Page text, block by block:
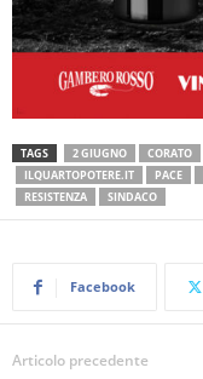
TAGS 2 GIUGNO CORATO
ILQUARTOPOTERE.IT
PACE
RESISTENZA
SINDACO
Facebook
Articolo precedente